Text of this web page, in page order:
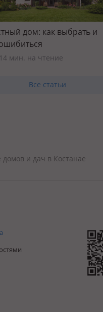
дом: как выбрать и
14 мин. на чтение
Все статьи
и дач в Костанае